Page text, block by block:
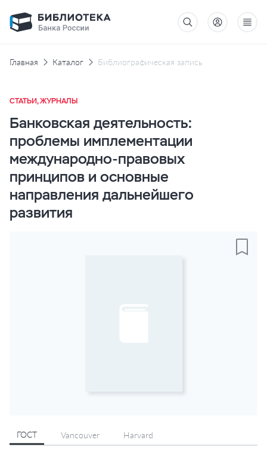
Главная Каталог Библиографическая запись
СТАТЬИ, ЖУРНАЛЫ
Банковская деятельность:
проблемы имплементации
международно-правовых
принципов и основные
направления дальнейшего
развития
ГОСТ Vancouver Harvard